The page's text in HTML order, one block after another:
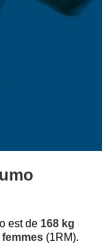
est de 168 kg
(1RM).